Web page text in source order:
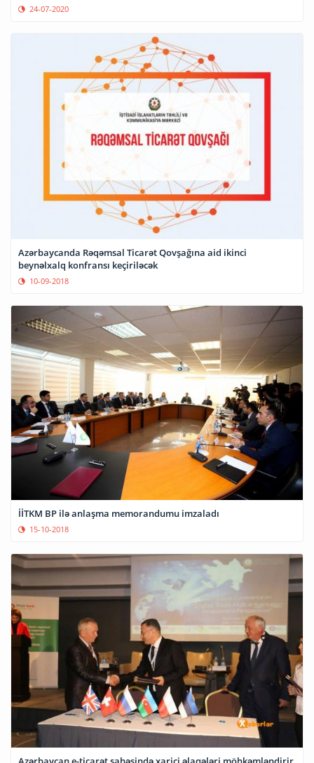
24-07-2020
Azərbaycanda Rəqəmsal Ticarət Qovşağına aid ikinci
beynəlxalq konfransı keçiriləcək
10-09-2018
İİTKM BP ilə anlaşma memorandumu imzaladı
15-10-2018